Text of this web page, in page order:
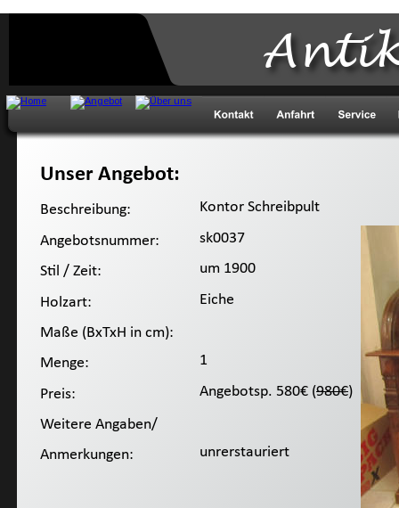
Unser Angebot:
Beschreibung:
Angebotsnummer:
Stil / Zeit:
Holzart:
Maße (BxTxH in cm):
Menge:
Preis:
Weitere Angaben/
Anmerkungen:
Kontor Schreibpult
sk0037
um 1900
Eiche
1
Angebotsp. 580€ (980€)
unrerstauriert